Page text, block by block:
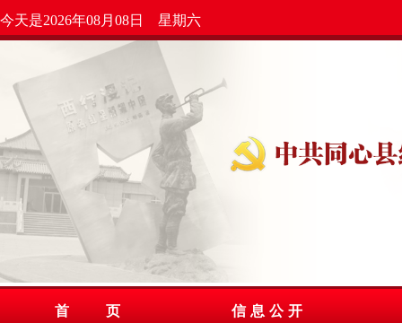
今天是2026年08月08日 星期六
首 页
信息公开